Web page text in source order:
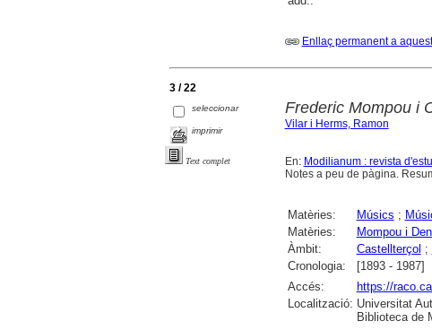
Enllaç permanent a
3 / 22
seleccionar
imprimir
Text complet
Frederic Mompou i
Vilar i Herms, Ramon
En: Modilianum : revista
Notes a peu de pàgina.
Matèries: Músics ;
Matèries:
Mompou i
Àmbit:
Castellterçol ;
Cronologia:
[1893 - 1987]
Accés:
https://
Localització: Universitat
Biblioteca de